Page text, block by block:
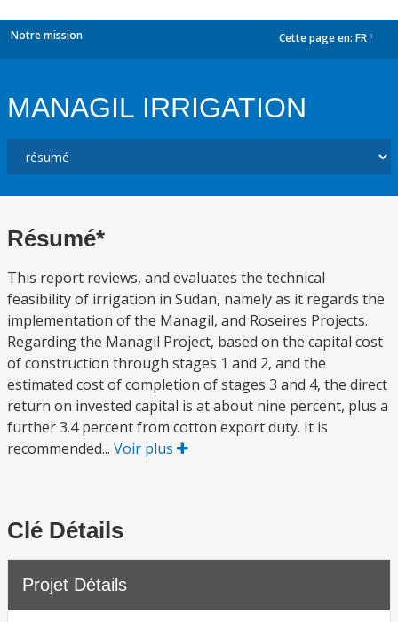
Notre mission Cette page en: FR
MANAGIL IRRIGATION
Résumé*
This report reviews, and evaluates the technical
feasibility of irrigation in Sudan, namely as it regards the
implementation of the Managil, and Roseires Projects.
Regarding the Managil Project, based on the capital cost
of construction through stages 1 and 2, and the
estimated cost of completion of stages 3 and 4, the direct
return on invested capital is at about nine percent, plus a
further 3.4 percent from cotton export duty. It is
recommended... Voir plus
Clé Détails
Projet Détails